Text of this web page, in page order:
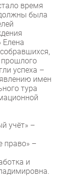
время
была
Елена
прошлого
успеха –
имен
тура
учёт» –
право» –
и